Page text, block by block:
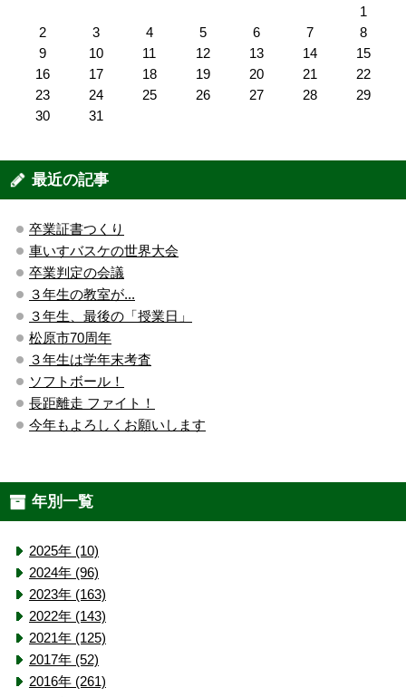
1
2
3 4 5 6 7
8
9
10 11 12 13 14
15
16
17 18 19 20 21
22
23
24 25 26 27 28
29
30
31
最近の記事
卒業証書つくり
車いすバスケの世界大会
卒業判定の会議
３年生の教室が...
３年生、最後の「授業日」
松原市70周年
３年生は学年末考査
ソフトボール！
長距離走 ファイト！
今年もよろしくお願いします
年別一覧
2025年 (10)
2024年 (96)
2023年 (163)
2022年 (143)
2021年 (125)
2017年 (52)
2016年 (261)